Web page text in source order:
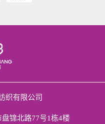
织有限公司
锦北路77号1栋4楼